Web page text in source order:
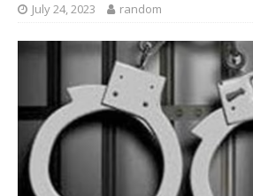
July 24, 2023 random